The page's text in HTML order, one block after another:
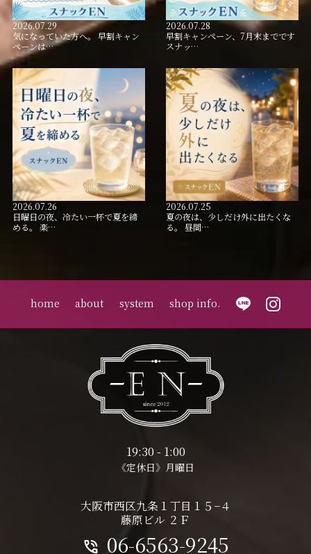
2026.07.29
気になっていた方へ。 早割キャン
ペーンは…
2026.07.28
早割キャンペーン、7月末までです
スナッ…
2026.07.26
日曜日の夜、冷たい一杯で夏を締
める。 楽…
2026.07.25
夏の夜は、少しだけ外に出たくな
る。 昼間…
home about system shop info.
19:30 - 1:00
《定休日》月曜日
大阪市西区九条１丁目１５−４
藤原ビル ２Ｆ
phone_in_talk 06-6563-9245